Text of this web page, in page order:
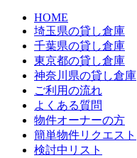
HOME
埼玉県の貸し倉庫
千葉県の貸し倉庫
東京都の貸し倉庫
神奈川県の貸し倉庫
ご利用の流れ
よくある質問
物件オーナーの方
簡単物件リクエスト
検討中リスト